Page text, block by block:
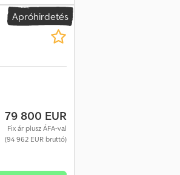
Apróhirdetés
79 800 EUR
Fix ár plusz ÁFA-val
(94 962 EUR bruttó)